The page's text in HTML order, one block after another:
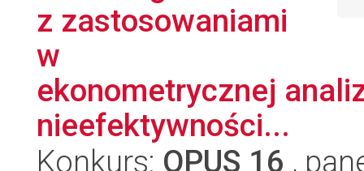
z zastosowaniami
w
ekonometrycznej
nieefektywności...
Konkurs: OPUS 16 ,